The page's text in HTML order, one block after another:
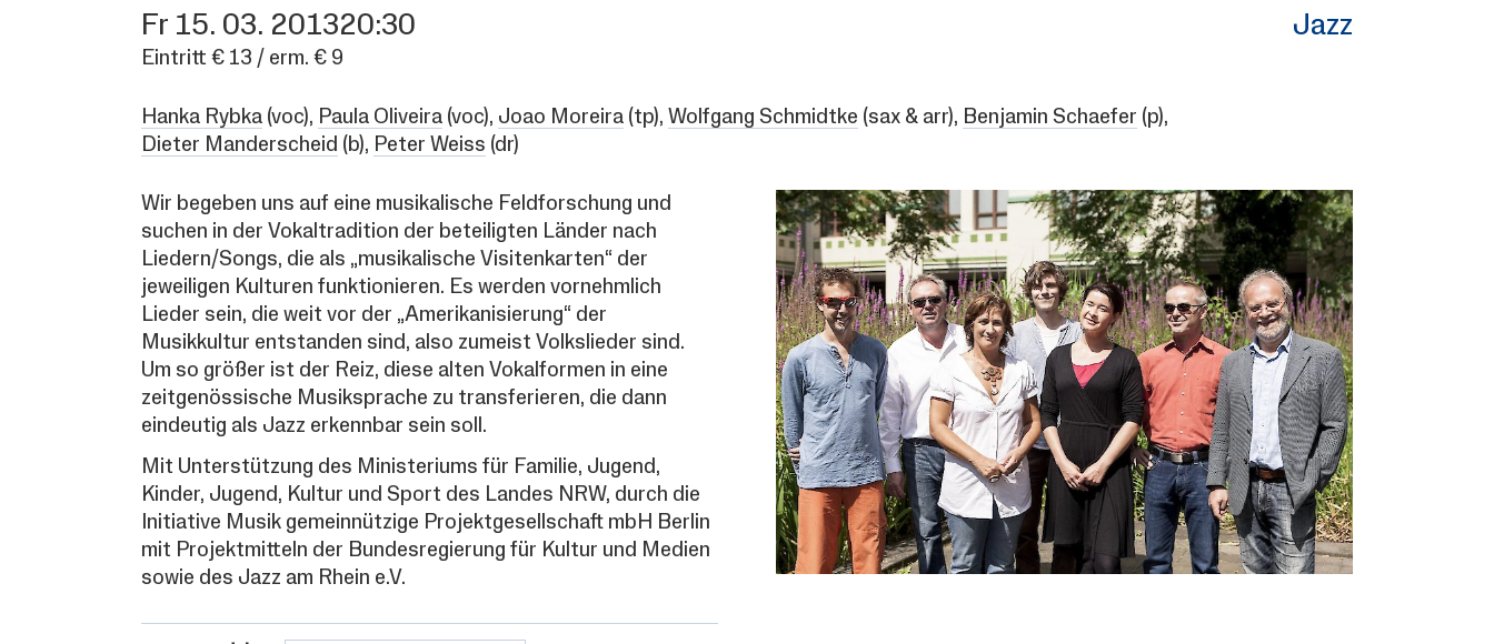
Fr 15. 03. 201320:30 Jazz
Eintritt € 13 / erm. € 9
Hanka Rybka(voc), Paula Oliveira(voc), Joao Moreira(tp), Wolfgang Schmidtke (sax & arr), Benjamin Schaefer (p),
Dieter Manderscheid (b), Peter Weiss (dr)
Wir begeben uns auf eine musikalische Feldforschung und
suchen in der Vokaltradition der beteiligten Länder nach
Liedern/Songs, die als „musikalische Visitenkarten“ der
jeweiligen Kulturen funktionieren. Es werden vornehmlich
Lieder sein, die weit vor der „Amerikanisierung“ der
Musikkultur entstanden sind, also zumeist Volkslieder sind.
Um so größer ist der Reiz, diese alten Vokalformen in eine
zeitgenössische Musiksprache zu transferieren, die dann
eindeutig als Jazz erkennbar sein soll.
Mit Unterstützung des Ministeriums für Familie, Jugend,
Kinder, Jugend, Kultur und Sport des Landes NRW, durch die
Initiative Musik gemeinnützige Projektgesellschaft mbH Berlin
mit Projektmitteln der Bundesregierung für Kultur und Medien
sowie des Jazz am Rhein e.V.